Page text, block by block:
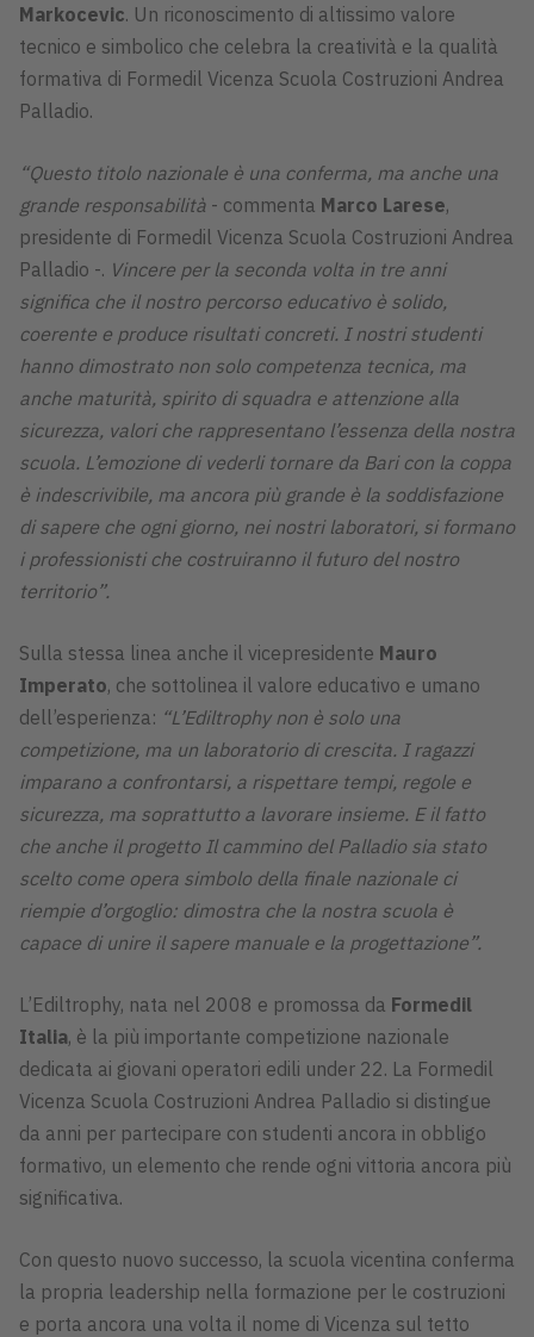
Markocevic. Un riconoscimento di altissimo valore
tecnico e simbolico che celebra la creatività e la qualità
formativa di Formedil Vicenza Scuola Costruzioni Andrea
Palladio.
“Questo titolo nazionale è una conferma, ma anche una
grande responsabilità - commenta Marco Larese,
presidente di Formedil Vicenza Scuola Costruzioni Andrea
Palladio -. Vincere per la seconda volta in tre anni
significa che il nostro percorso educativo è solido,
coerente e produce risultati concreti. I nostri studenti
hanno dimostrato non solo competenza tecnica, ma
anche maturità, spirito di squadra e attenzione alla
sicurezza, valori che rappresentano l’essenza della nostra
scuola. L’emozione di vederli tornare da Bari con la coppa
è indescrivibile, ma ancora più grande è la soddisfazione
di sapere che ogni giorno, nei nostri laboratori, si formano
i professionisti che costruiranno il futuro del nostro
territorio”.
Sulla stessa linea anche il vicepresidente Mauro
Imperato, che sottolinea il valore educativo e umano
dell’esperienza: “L’Ediltrophy non è solo una
competizione, ma un laboratorio di crescita. I ragazzi
imparano a confrontarsi, a rispettare tempi, regole e
sicurezza, ma soprattutto a lavorare insieme. E il fatto
che anche il progetto Il cammino del Palladio sia stato
scelto come opera simbolo della finale nazionale ci
riempie d’orgoglio: dimostra che la nostra scuola è
capace di unire il sapere manuale e la progettazione”.
L’Ediltrophy, nata nel 2008 e promossa da Formedil
Italia, è la più importante competizione nazionale
dedicata ai giovani operatori edili under 22. La Formedil
Vicenza Scuola Costruzioni Andrea Palladio si distingue
da anni per partecipare con studenti ancora in obbligo
formativo, un elemento che rende ogni vittoria ancora più
significativa.
Con questo nuovo successo, la scuola vicentina conferma
la propria leadership nella formazione per le costruzioni
e porta ancora una volta il nome di Vicenza sul tetto